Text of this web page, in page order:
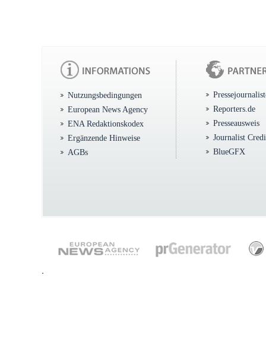
Nutzungsbedingungen
European News Agency
ENA Redaktionskodex
Ergänzende Hinweise
AGBs
Reporters.de
Presseausweis
Journalist
BlueGFX
.